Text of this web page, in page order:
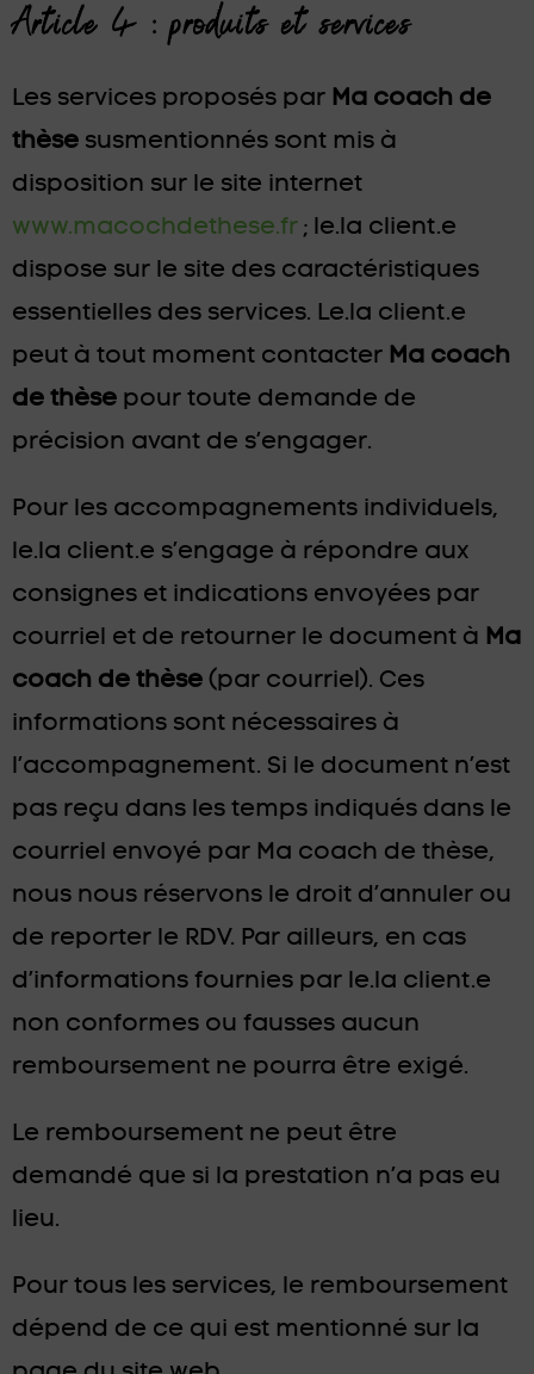
Article 4 : produits et services
Les services proposés par Ma coach de
thèse susmentionnés sont mis à
disposition sur le site internet
www.macochdethese.fr ; le.la client.e
dispose sur le site des caractéristiques
essentielles des services. Le.la client.e
peut à tout moment contacter Ma coach
de thèse pour toute demande de
précision avant de s’engager.
Pour les accompagnements individuels,
le.la client.e s’engage à répondre aux
consignes et indications envoyées par
courriel et de retourner le document à Ma
coach de thèse (par courriel). Ces
informations sont nécessaires à
l’accompagnement. Si le document n’est
pas reçu dans les temps indiqués dans le
courriel envoyé par Ma coach de thèse,
nous nous réservons le droit d’annuler ou
de reporter le RDV. Par ailleurs, en cas
d’informations fournies par le.la client.e
non conformes ou fausses aucun
remboursement ne pourra être exigé.
Le remboursement ne peut être
demandé que si la prestation n’a pas eu
lieu.
Pour tous les services, le remboursement
dépend de ce qui est mentionné sur la